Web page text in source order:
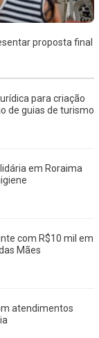
proposta final
para criação
de guias de turismo
em Roraima
com R$10 mil em
Mães
atendimentos